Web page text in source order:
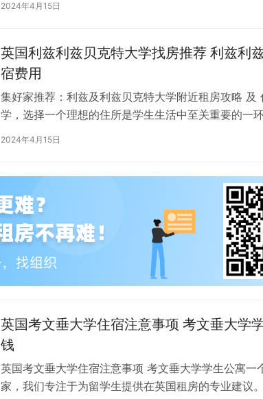
2024年4月15日
英国利兹利兹贝克特大学找房推荐 利兹利
宿费用
集好家推荐：利兹及利兹贝克特大学附近租房攻略 及
学，选择一个理想的住所是学生生活中至关重要的一
学（以下简称利兹贝大）作为英国一所卓越的…
2024年4月15日
英国考文垂大学住宿注意事项 考文垂大学
钱
英国考文垂大学住宿注意事项 考文垂大学学生公寓一
家，我们专注于为留学生提供在英国租房的专业建议